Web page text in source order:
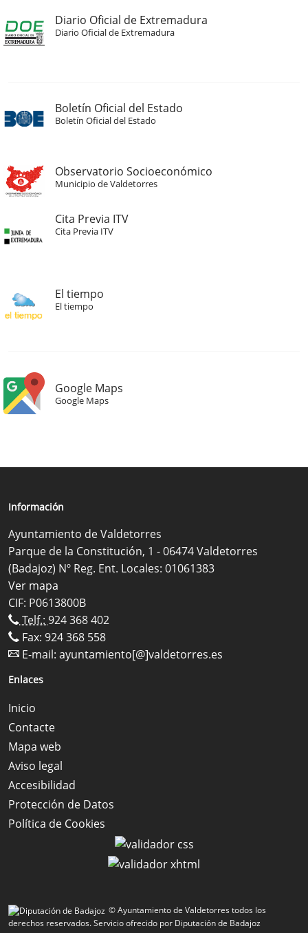
Diario Oficial de Extremadura
Diario Oficial de Extremadura
Boletín Oficial del Estado
Boletín Oficial del Estado
Observatorio Socioeconómico
Municipio de Valdetorres
Cita Previa ITV
Cita Previa ITV
El tiempo
El tiempo
Google Maps
Google Maps
Información
Ayuntamiento de Valdetorres
Parque de la Constitución, 1 - 06474 Valdetorres
(Badajoz) Nº Reg. Ent. Locales: 01061383
Ver mapa
CIF: P0613800B
Telf.: 924 368 402
Fax: 924 368 558
E-mail: ayuntamiento[@]valdetorres.es
Enlaces
Inicio
Contacte
Mapa web
Aviso legal
Accesibilidad
Protección de Datos
Política de Cookies
© Ayuntamiento de Valdetorres todos los
derechos reservados.Servicio ofrecido por Diputación de Badajoz